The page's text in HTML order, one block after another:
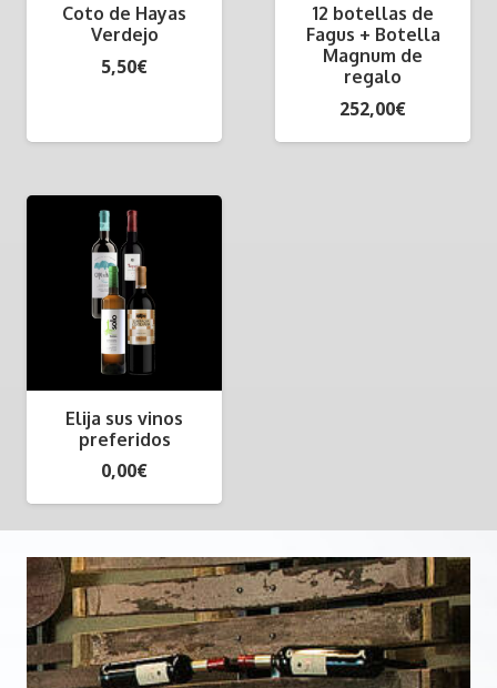
Coto de Hayas
Verdejo
5,50€
12 botellas de
Fagus + Botella
Magnum de
regalo
252,00€
Elija sus vinos
preferidos
0,00€